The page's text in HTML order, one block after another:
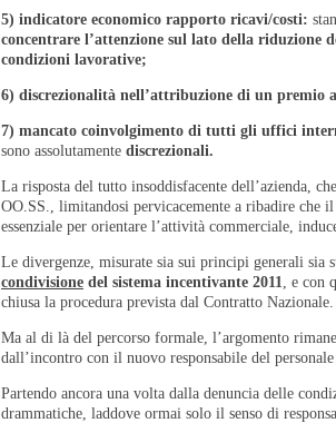
5) indicatore economico rapporto ricavi/costi:
concentrare l’attenzione sul lato della riduzione
condizioni lavorative;
6) discrezionalità nell’attribuzione di un premio
7) mancato coinvolgimento di tutti gli uffici
sono assolutamente discrezionali.
La risposta del tutto insoddisfacente dell’azienda,
OO.SS., limitandosi pervicacemente a ribadire che
essenziale per orientare l’attività commerciale,
Le divergenze, misurate sia sui principi generali sia
condivisione del sistema incentivante 2011
, e
chiusa la procedura prevista dal Contratto Nazionale.
Ma al di là del percorso formale, l’argomento
dall’incontro con il nuovo responsabile del
Partendo ancora una volta dalla denuncia delle
drammatiche, laddove ormai solo il senso di